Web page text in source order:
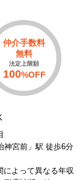
仲介手数料
無料
法定上限額
100%OFF
神宮前」駅 徒歩6分
よって異なる年収